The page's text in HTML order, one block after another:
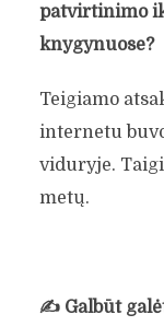
patvirtinimo
knygynuose?
Teigiamo
internetu
viduryje.
metų.
✍️ Galbūt